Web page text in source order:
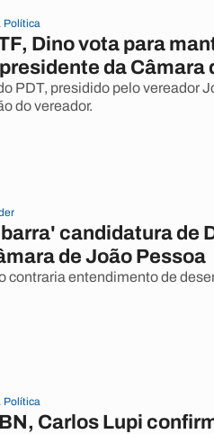
Política
Dino vota para
da Câmara
PDT, presidido pelo vereador
do vereador.
candidatura de
de João Pessoa
contraria entendimento de
Política
Carlos Lupi